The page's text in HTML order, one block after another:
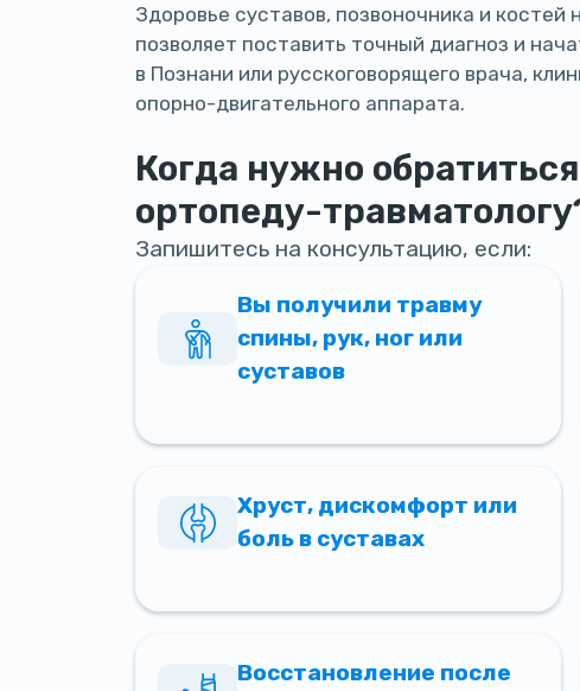
Здоровье суставов, позвоночника и
позволяет поставить точный диагноз и
в Познани или русскоговорящего врача,
опорно-двигательного аппарата.
Когда нужно
ортопеду-
Запишитесь на консультацию, если:
Вы получили травму
спины, рук, ног или
суставов
Хруст, дискомфорт или
боль в суставах
Восстановление после